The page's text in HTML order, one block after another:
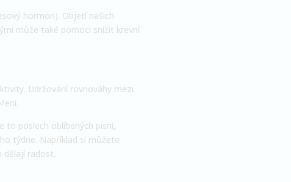
hormon). Objetí našich
může také pomoci snížit krevní
Udržování rovnováhy mezi
to poslech oblíbených písní,
týdne. Například si můžete
dělají radost.